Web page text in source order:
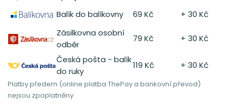
Balík do balíkovny 69 Kč
+ 30 Kč
Zásilkovna osobní
odběr
79 Kč
+ 30 Kč
Česká pošta - balík
do ruky
119 Kč + 30 Kč
Platby předem (online platba ThePay a bankovní převod)
nejsou zpoplatněny.